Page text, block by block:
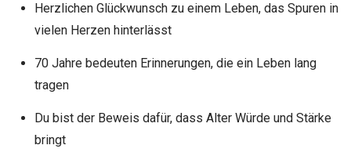
Herzlichen Glückwunsch zu einem Leben, das Spuren in
vielen Herzen hinterlässt
70 Jahre bedeuten Erinnerungen, die ein Leben lang
tragen
Du bist der Beweis dafür, dass Alter Würde und Stärke
bringt